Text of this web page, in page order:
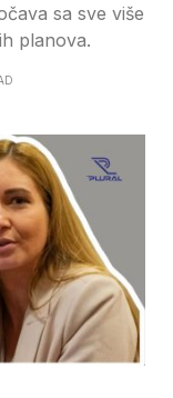
sa sve više
planova.